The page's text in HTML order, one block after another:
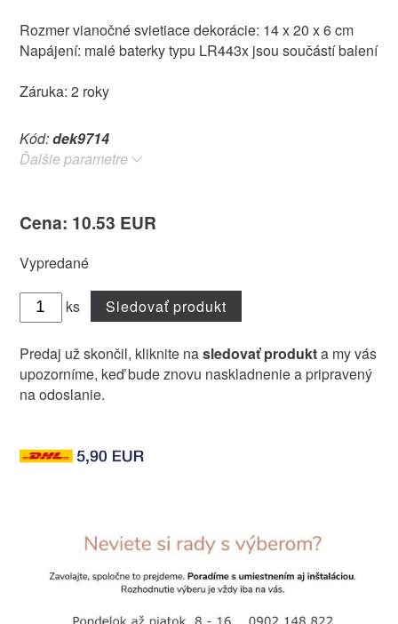
Rozmer vianočné svietiace dekorácie: 14 x 20 x 6 cm
Napájení: malé baterky typu LR443x jsou součástí balení
Záruka: 2 roky
Kód:dek9714
Ďalšie parametre
Cena: 10.53 EUR
Vypredané
ks Sledovať produkt
Predaj už skončil, kliknite nasledovať produkta my vás
upozorníme, keď bude znovu naskladnenie a pripravený
na odoslanie.